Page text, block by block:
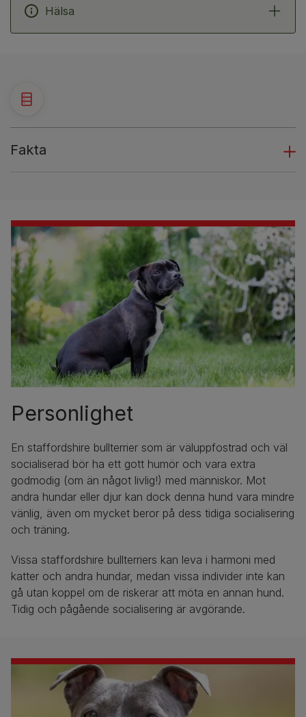
Hälsa
Fakta
Personlighet
En staffordshire bullterrier som är väluppfostrad och väl
socialiserad bör ha ett gott humör och vara extra
godmodig (om än något livlig!) med människor. Mot
andra hundar eller djur kan dock denna hund vara mindre
vänlig, även om mycket beror på dess tidiga socialisering
och träning.
Vissa staffordshire bullterriers kan leva i harmoni med
katter och andra hundar, medan vissa individer inte kan
gå utan koppel om de riskerar att möta en annan hund.
Tidig och pågående socialisering är avgörande.